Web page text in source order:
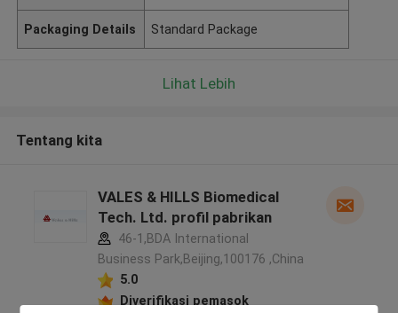
Packaging Details Standard Package
Lihat Lebih
Tentang kita
VALES & HILLS Biomedical
Tech. Ltd. profil pabrikan
46-1,BDA International
Business Park,Beijing,100176 ,China
5.0
Diverifikasi pemasok